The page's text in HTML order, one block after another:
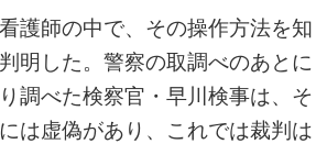
護師の中で、その操作方法を知
明した。警察の取調べのあとに
調べた検察官・早川検事は、そ
は虚偽があり、これでは裁判は